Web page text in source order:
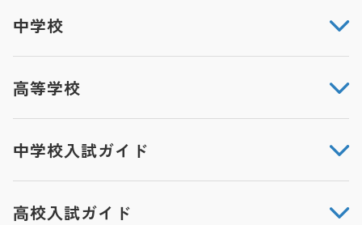
中学校
高等学校
中学校入試ガイド
高校入試ガイド